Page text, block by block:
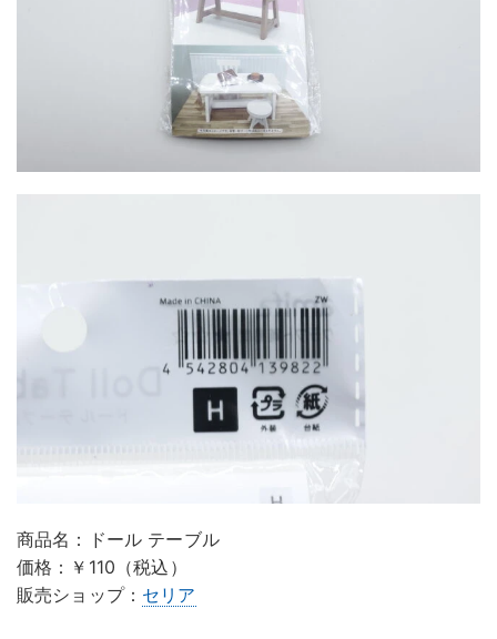
商品名：ドール テーブル
価格：￥110（税込）
販売ショップ： セリア